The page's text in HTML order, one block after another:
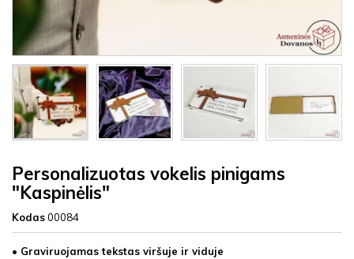
Personalizuotas vokelis pinigams
"Kaspinėlis"
Kodas00084
• Graviruojamas tekstas viršuje ir viduje